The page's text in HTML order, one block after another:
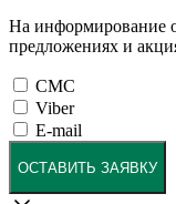
На информирование
предложениях и
СМС
Viber
E-mail
ОСТАВИТЬ ЗАЯВКУ